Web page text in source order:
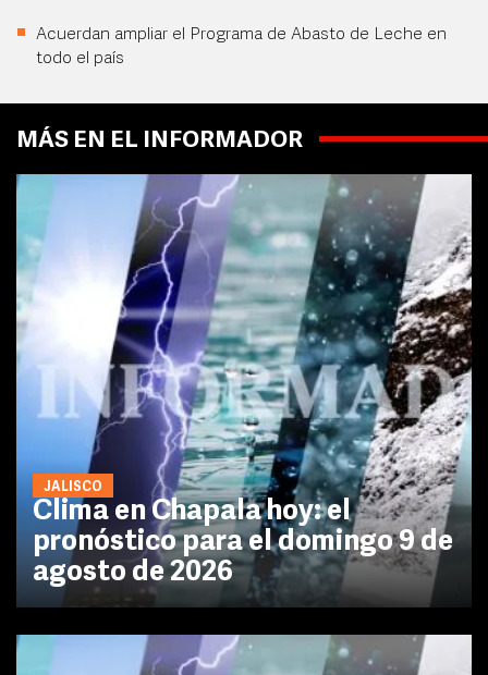
Acuerdan ampliar el Programa de Abasto de Leche en
todo el país
MÁS EN EL INFORMADOR
JALISCO
Clima en Chapala hoy: el
pronóstico para el domingo 9 de
agosto de 2026